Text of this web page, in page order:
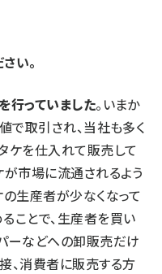
い。
行っていました。いまか
で取引され、当社も多く
ケを仕入れて販売して
が市場に流通されるよう
の生産者が少なくなって
ことで、生産者を買い
ーなどへの卸販売だけ
、消費者に販売する方